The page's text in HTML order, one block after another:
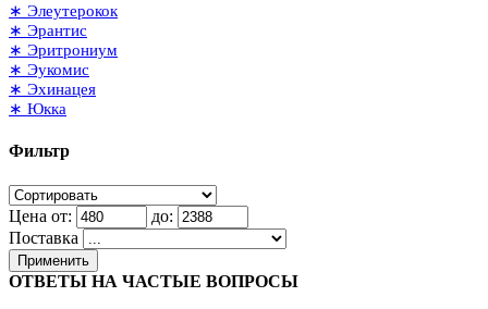
∗ Элеутерокок
∗ Эрантис
∗ Эритрониум
∗ Эукомис
∗ Эхинацея
∗ Юкка
Фильтр
Цена от:
до:
Поставка
Применить
ОТВЕТЫ НА ЧАСТЫЕ ВОПРОСЫ